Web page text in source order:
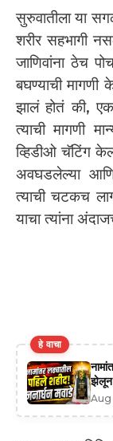
सुरुवातीला या
शरीर सहभागी
जाणिवांना ठेच
बघण्याची मागणी
झालं होतं की,
त्याची मागणी
व्हिडीओ चॅटिंग
अवघडलेल्या
त्याची चटकच
याचा त्यांना
हे वाचा
झेलून
Aug